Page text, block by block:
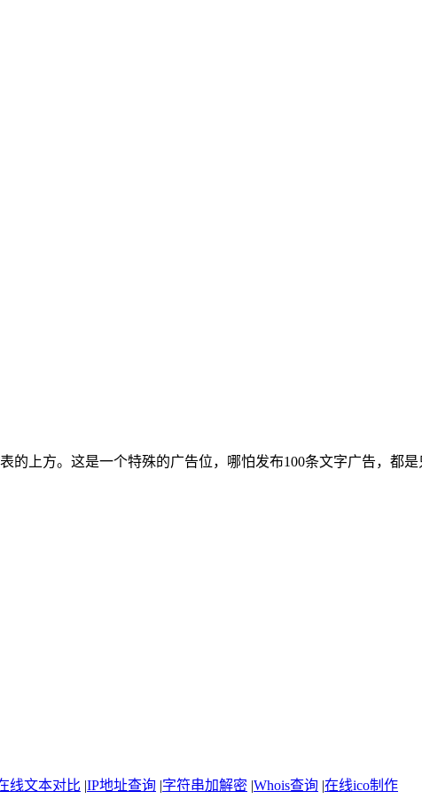
上方。这是一个特殊的广告位，哪怕发布100条文字广告，都是
线文本对比 |IP地址查询 |字符串加解密 |Whois查询 |在线ico制作